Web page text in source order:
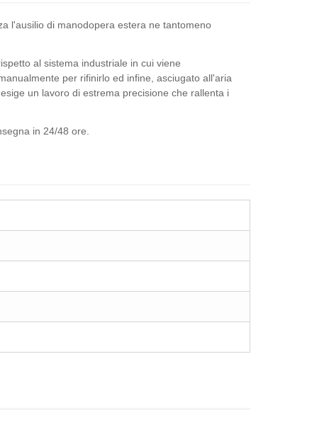
l'ausilio di manodopera estera ne tantomeno
al sistema industriale in cui viene
per rifinirlo ed infine, asciugato all'aria
un lavoro di estrema precisione che rallenta i
in 24/48 ore.